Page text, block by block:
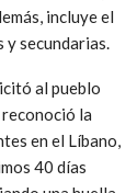
incluye el
y secundarias.
al pueblo
la
en el Líbano,
40 días